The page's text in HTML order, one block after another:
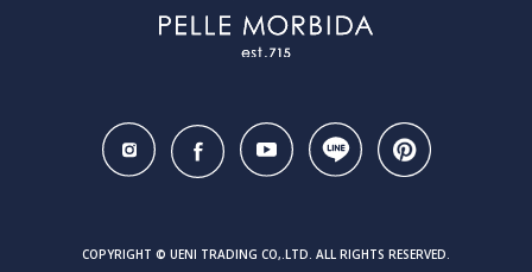
COPYRIGHT © UENI TRADING CO,.LTD. ALL RIGHTS RESERVED.